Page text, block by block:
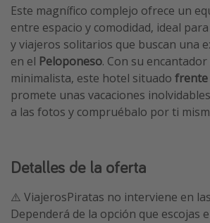
El Rey León el musical
Harry Potter en Londres y otros
Eventos deportivos
Este magnífico complejo ofrece un
entre espacio y comodidad, ideal
y viajeros solitarios que buscan una
en el Peloponeso. Con su
minimalista, este hotel situado frente
promete unas vacaciones
a las fotos y compruébalo por ti
Detalles de la oferta
⚠️ ViajerosPiratas no interviene en
Dependerá de la opción que escojas